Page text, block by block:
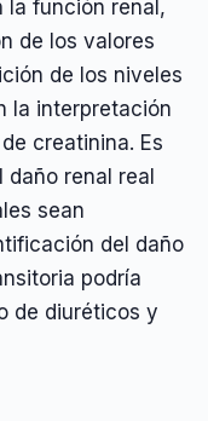
la función renal,
de los valores
de los niveles
la interpretación
creatinina. Es
renal real
sean
del daño
podría
de diuréticos y